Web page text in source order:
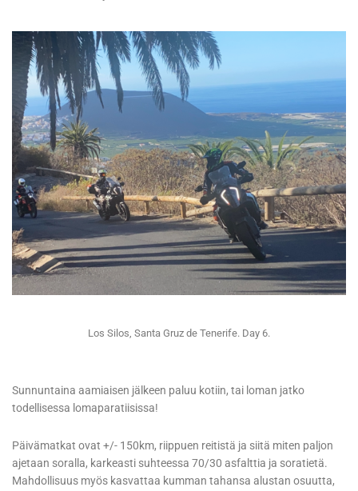
Los Silos, Santa Gruz de Tenerife. Day 6.
Sunnuntaina aamiaisen jälkeen paluu kotiin, tai loman jatko
todellisessa lomaparatiisissa!
Päivämatkat ovat +/- 150km, riippuen reitistä ja siitä miten paljon
ajetaan soralla, karkeasti suhteessa 70/30 asfalttia ja soratietä.
Mahdollisuus myös kasvattaa kumman tahansa alustan osuutta,